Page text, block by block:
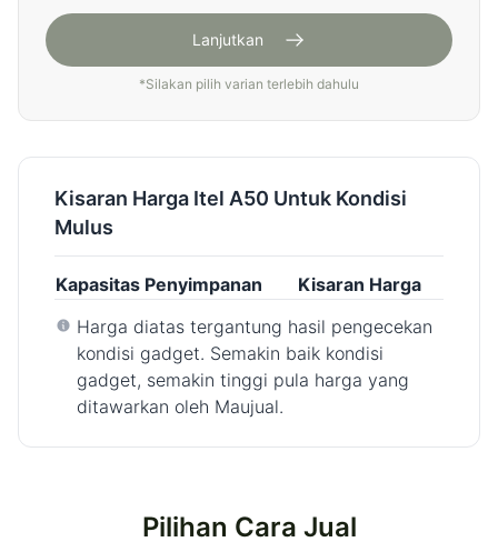
Lanjutkan
*Silakan pilih varian terlebih dahulu
Kisaran Harga Itel A50 Untuk Kondisi
Mulus
Kapasitas Penyimpanan
Kisaran Harga
Harga diatas tergantung hasil pengecekan
kondisi gadget. Semakin baik kondisi
gadget, semakin tinggi pula harga yang
ditawarkan oleh Maujual.
Pilihan Cara Jual